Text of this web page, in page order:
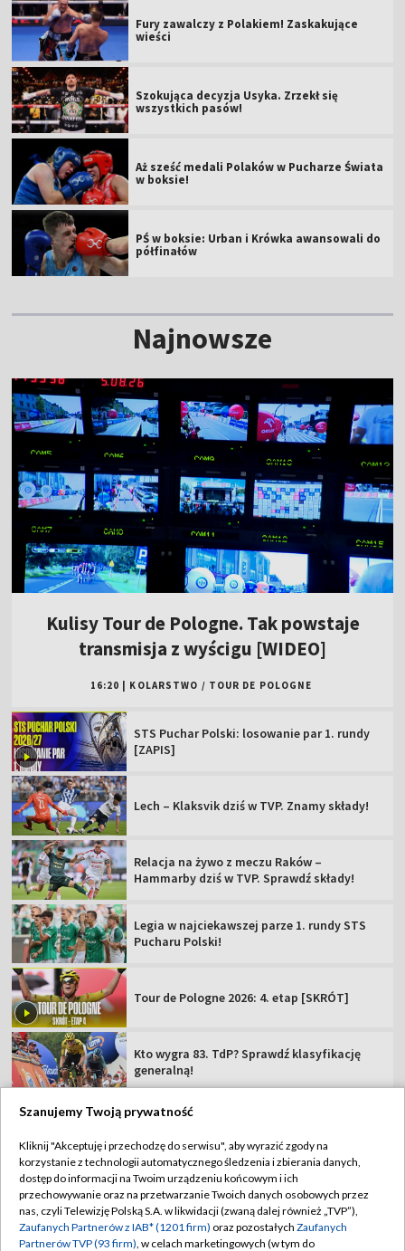
Fury zawalczy z Polakiem! Zaskakujące
wieści
Szokująca decyzja Usyka. Zrzekł się
wszystkich pasów!
Aż sześć medali Polaków w Pucharze Świata
w boksie!
PŚ w boksie: Urban i Krówka awansowali do
półfinałów
Najnowsze
Kulisy Tour de Pologne. Tak powstaje
transmisja z wyścigu [WIDEO]
16:20 KOLARSTWO / TOUR DE POLOGNE
STS Puchar Polski: losowanie par 1. rundy
[ZAPIS]
Lech – Klaksvik dziś w TVP. Znamy składy!
Relacja na żywo z meczu Raków –
Hammarby dziś w TVP. Sprawdź składy!
Legia w najciekawszej parze 1. rundy STS
Pucharu Polski!
Tour de Pologne 2026: 4. etap [SKRÓT]
Kto wygra 83. TdP? Sprawdź klasyfikację
generalną!
TVP
Abonament TVP
Sklep TVP
Regulamin TVP
Polityka prywatności
Szanujemy Twoją prywatność
Kliknij "Akceptuję i przechodzę do serwisu", aby wyrazić zgody na
korzystanie z technologii automatycznego śledzenia i zbierania danych,
dostęp do informacji na Twoim urządzeniu końcowym i ich
przechowywanie oraz na przetwarzanie Twoich danych osobowych przez
nas, czyli Telewizję Polską S.A. w likwidacji (zwaną dalej również „TVP”),
Zaufanych Partnerów z IAB* (1201 firm) oraz pozostałych Zaufanych
Partnerów TVP (93 firm), w celach marketingowych (w tym do